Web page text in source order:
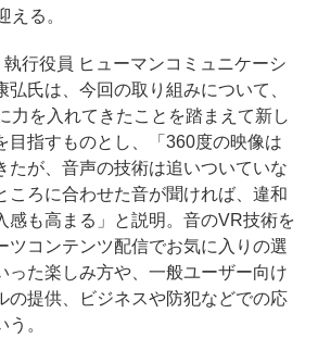
える。
行役員 ヒューマンコミュニケーシ
弘氏は、今回の取り組みについて、
力を入れてきたことを踏まえて新し
目指すものとし、「360度の映像は
たが、音声の技術は追いついていな
ころに合わせた音が聞ければ、違和
感も高まる」と説明。音のVR技術を
ツコンテンツ配信でお気に入りの選
った楽しみ方や、一般ユーザー向け
の提供、ビジネスや防犯などでの応
。